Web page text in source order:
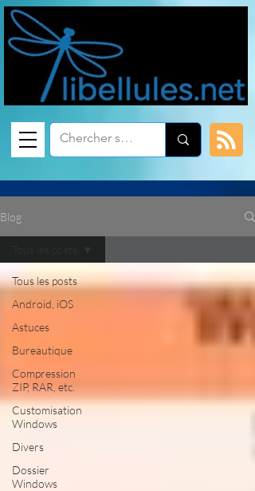
Blog
Tous les posts
Android, iOS
Astuces
Bureautique
Compression
ZIP, RAR, etc.
Customisation
Windows
Divers
Dossier
Windows